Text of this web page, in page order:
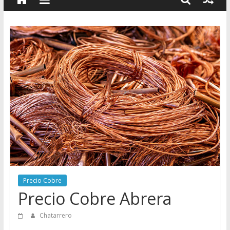
–
Precio
de
Chatarra
Directorio
de
Chatarreros
para
vender
Chatarra
Precio Cobre
Precio Cobre Abrera
Chatarrero